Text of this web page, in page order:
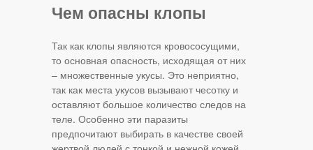
Чем опасны клопы
Так как клопы являются кровососущими,
то основная опасность, исходящая от них
– множественные укусы. Это неприятно,
так как места укусов вызывают чесотку и
оставляют большое количество следов на
теле. Особенно эти паразиты
предпочитают выбирать в качестве своей